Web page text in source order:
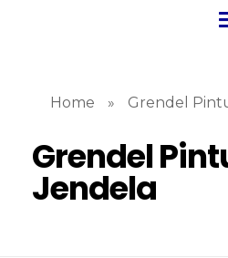
Home » Grendel
Grendel
Jendela